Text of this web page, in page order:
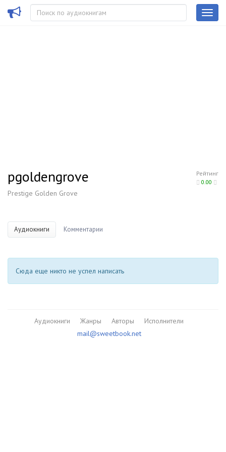
Рейтинг
0.00
pgoldengrove
Prestige Golden Grove
Аудиокниги Комментарии
Сюда еще никто не успел написать
Аудиокниги Жанры Авторы
Исполнители
mail@sweetbook.net